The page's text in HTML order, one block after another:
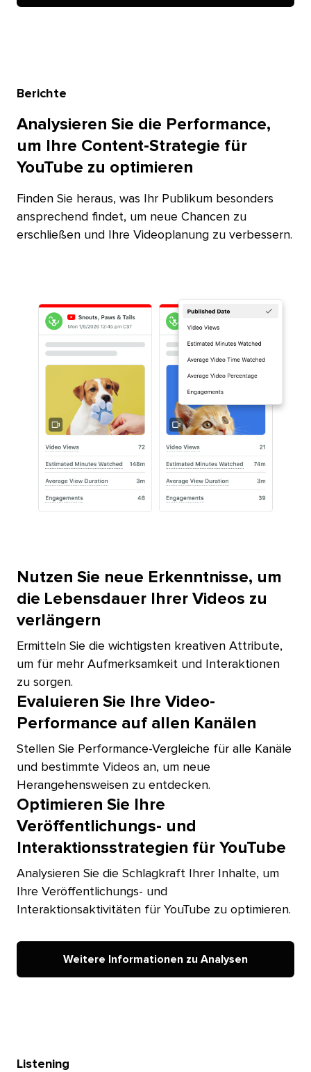
Berichte​​
Analysieren Sie die Performance,
um Ihre Content-Strategie für
YouTube zu optimieren​​
Finden Sie heraus, was Ihr Publikum besonders
ansprechend findet, um neue Chancen zu
erschließen und Ihre Videoplanung zu verbessern.​​
Nutzen Sie neue Erkenntnisse, um
die Lebensdauer Ihrer Videos zu
verlängern​​
Ermitteln Sie die wichtigsten kreativen Attribute,
um für mehr Aufmerksamkeit und Interaktionen
zu sorgen.​​
Evaluieren Sie Ihre Video-
Performance auf allen Kanälen​​
Stellen Sie Performance-Vergleiche für alle Kanäle
und bestimmte Videos an, um neue
Herangehensweisen zu entdecken.​​
Optimieren Sie Ihre
Veröffentlichungs- und
Interaktionsstrategien für YouTube​​
Analysieren Sie die Schlagkraft Ihrer Inhalte, um
Ihre Veröffentlichungs- und
Interaktionsaktivitäten für YouTube zu optimieren.​​
Weitere Informationen zu Analysen​​
Listening​​